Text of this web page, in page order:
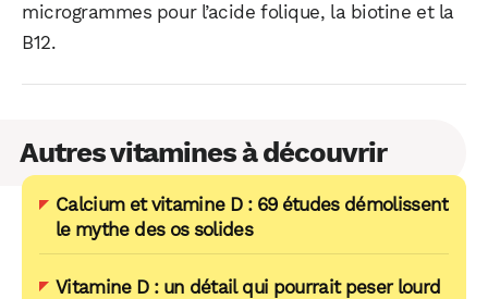
microgrammes pour l’acide folique, la biotine et la
B12.
Autres vitamines à découvrir
Calcium et vitamine D : 69 études démolissent
le mythe des os solides
Vitamine D : un détail qui pourrait peser lourd